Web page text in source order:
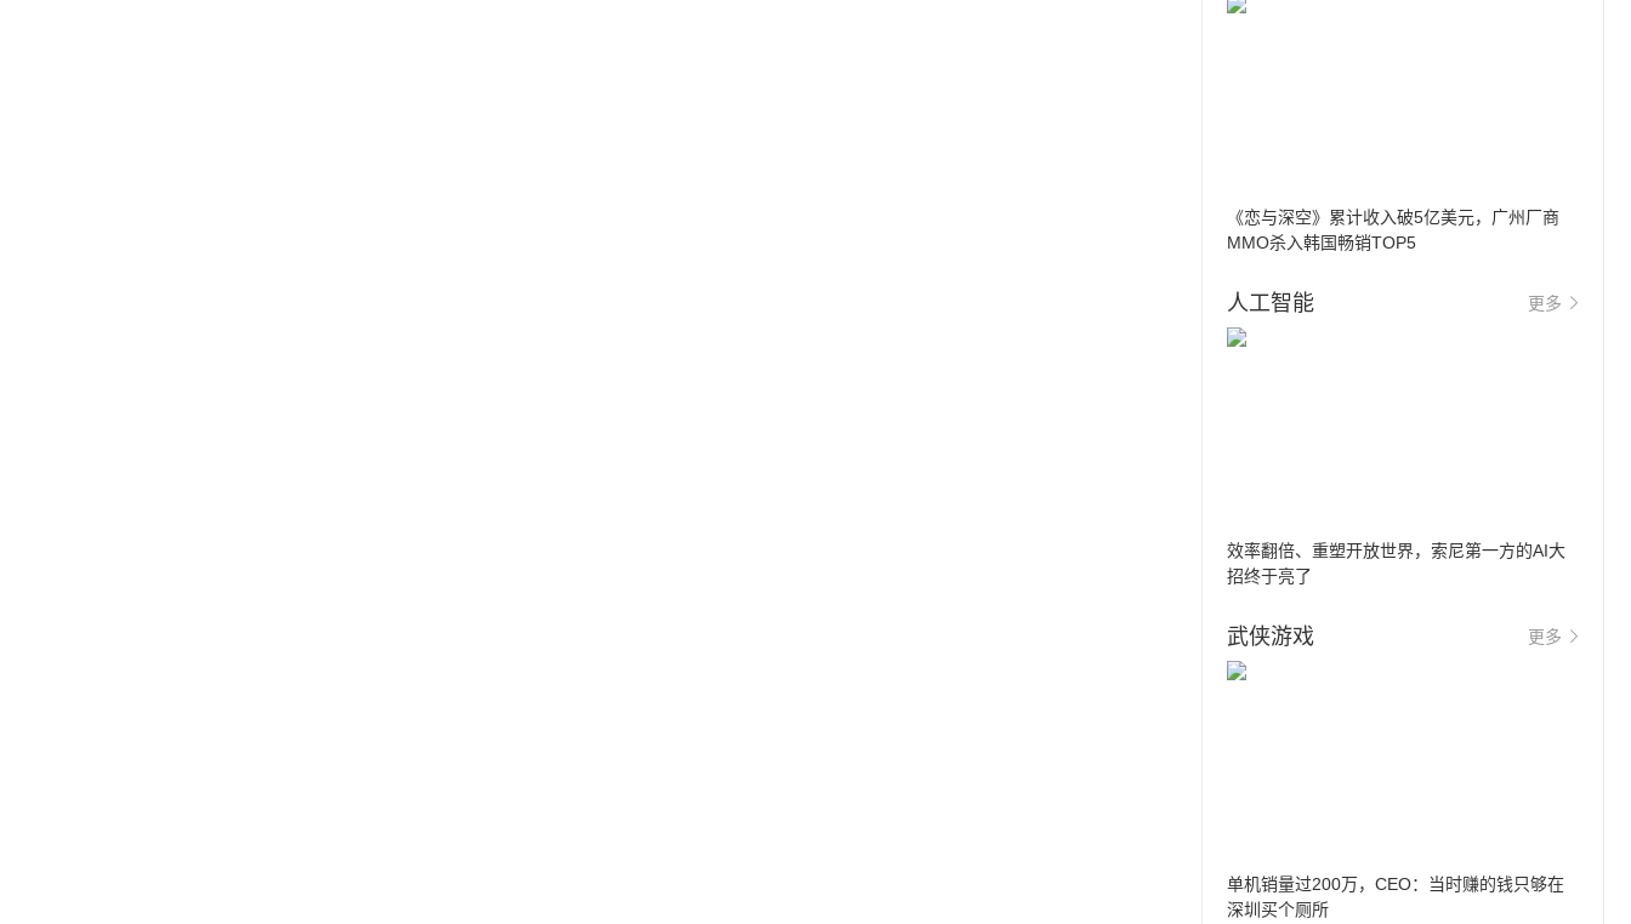
《恋与深空》累计收入破5亿美元，广州厂商
MMO杀入韩国畅销TOP5
人工智能 更多
效率翻倍、重塑开放世界，索尼第一方的AI大
招终于亮了
武侠游戏 更多
单机销量过200万，CEO：当时赚的钱只够在
深圳买个厕所